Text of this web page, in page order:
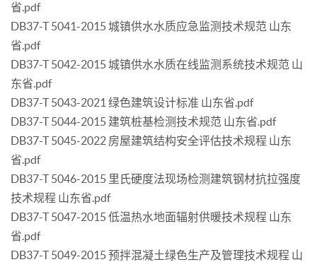
省.pdf
DB37-T 5041-2015 城镇供水水质应急监测技术规范 山东
省.pdf
DB37-T 5042-2015 城镇供水水质在线监测系统技术规范 山
东省.pdf
DB37-T 5043-2021 绿色建筑设计标准 山东省.pdf
DB37-T 5044-2015 建筑桩基检测技术规范 山东省.pdf
DB37-T 5045-2022 房屋建筑结构安全评估技术规程 山东
省.pdf
DB37-T 5046-2015 里氏硬度法现场检测建筑钢材抗拉强度
技术规程 山东省.pdf
DB37-T 5047-2015 低温热水地面辐射供暖技术规程 山东
省.pdf
DB37-T 5049-2015 预拌混凝土绿色生产及管理技术规程 山